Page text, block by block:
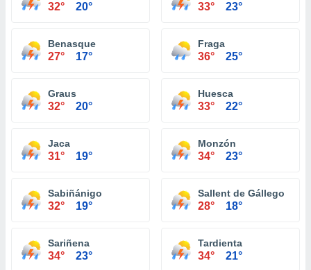
32° 20° 33° 23°
Benasque
27° 17°
Fraga
36° 25°
Graus
32° 20°
Huesca
33° 22°
Jaca
31° 19°
Monzón
34° 23°
Sabiñánigo
32° 19°
Sallent de Gállego
28° 18°
Sariñena
34° 23°
Tardienta
34° 21°